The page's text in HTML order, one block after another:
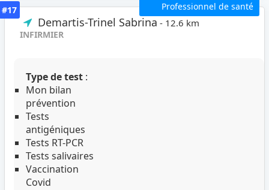
Professionnel de santé
#17
Demartis-Trinel Sabrina - 12.6 km
INFIRMIER
Type de test :
Mon bilan
prévention
Tests
antigéniques
Tests RT-PCR
Tests salivaires
Vaccination
Covid